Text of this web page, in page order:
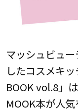
マッシュビュ
したコスメキ
BOOK vol.8」
MOOK本が人気